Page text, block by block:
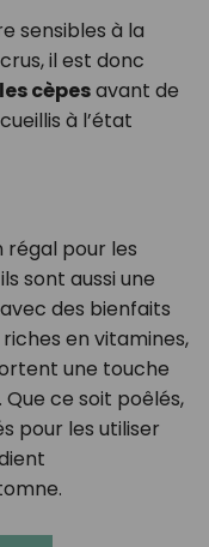
sensibles à la
il est donc
cèpesavant de
à l’état
pour les
sont aussi une
des bienfaits
en vitamines,
une touche
ce soit poêlés,
pour les utiliser